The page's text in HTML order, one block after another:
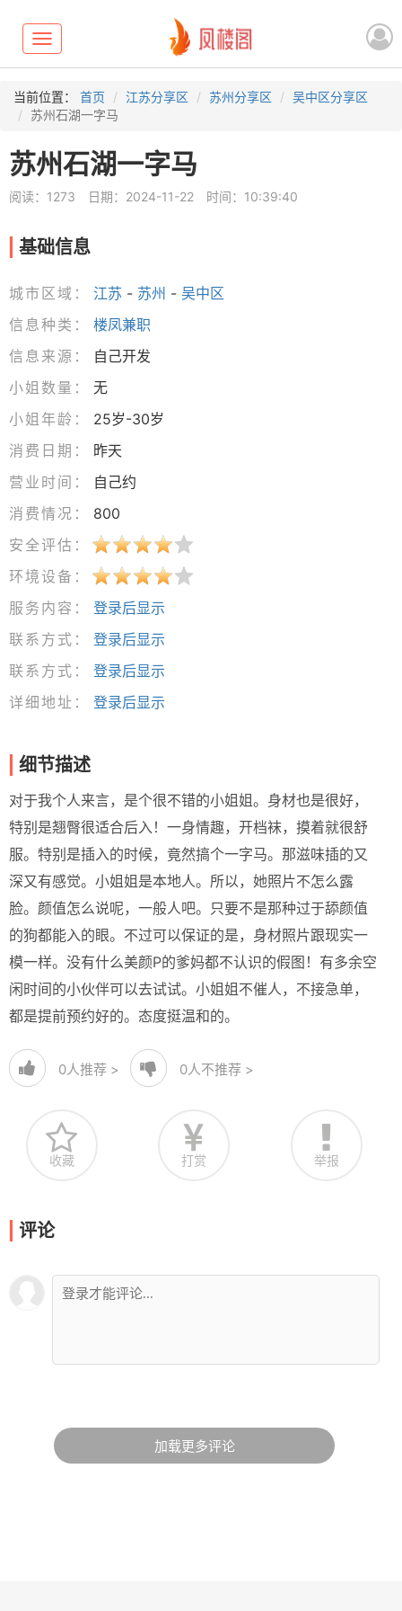
Toggle
navigation
当前位置： 首页 江苏分享区 苏州分享区
吴中区分享区
苏州石湖一字马
苏州石湖一字马
阅读：1273 日期：2024-11-22 时间：10:39:40
基础信息
城市区域： 江苏 - 苏州 - 吴中区
信息种类：
楼凤兼职
信息来源：
自己开发
小姐数量：
无
小姐年龄：
25岁-30岁
消费日期：
昨天
营业时间：
自己约
消费情况：
800
安全评估：
环境设备：
服务内容：
登录后显示
联系方式：
登录后显示
联系方式：
登录后显示
详细地址：
登录后显示
细节描述
对于我个人来言，是个很不错的小姐姐。身材也是很好，
特别是翘臀很适合后入！一身情趣，开档袜，摸着就很舒
服。特别是插入的时候，竟然搞个一字马。那滋味插的又
深又有感觉。小姐姐是本地人。所以，她照片不怎么露
脸。颜值怎么说呢，一般人吧。只要不是那种过于舔颜值
的狗都能入的眼。不过可以保证的是，身材照片跟现实一
模一样。没有什么美颜P的爹妈都不认识的假图！有多余空
闲时间的小伙伴可以去试试。小姐姐不催人，不接急单，
都是提前预约好的。态度挺温和的。
0人推荐 > 0人不推荐 >
收藏 打赏 举报
评论
加载更多评论